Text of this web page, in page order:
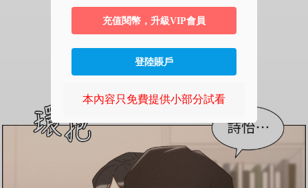
充值閱幣，升級VIP會員
登陸賬戶
本內容只免費提供小部分試看